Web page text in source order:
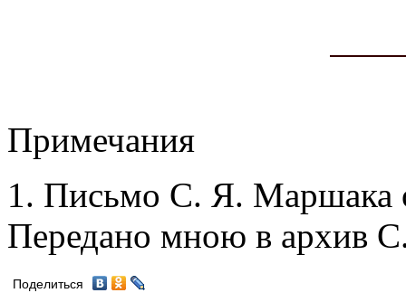
Примечания
1. Письмо С. Я. Маршака
Передано мною в архив
Поделиться